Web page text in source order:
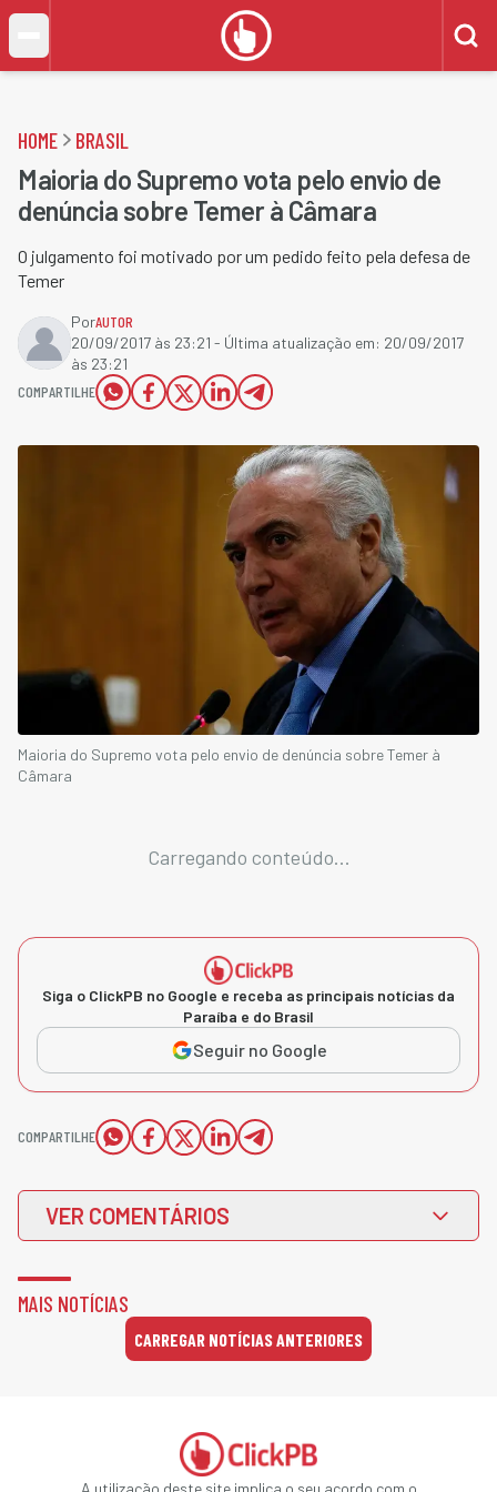
HOME BRASIL
Maioria do Supremo vota pelo envio de
denúncia sobre Temer à Câmara
O julgamento foi motivado por um pedido feito pela defesa de
Temer
PorAUTOR
20/09/2017 às 23:21 - Última atualização em: 20/09/2017
às 23:21
COMPARTILHE
Maioria do Supremo vota pelo envio de denúncia sobre Temer à
Câmara
Carregando conteúdo...
Siga o ClickPB no Google e receba as principais notícias da
Paraíba e do Brasil
Seguir no Google
COMPARTILHE
VER COMENTÁRIOS
MAIS NOTÍCIAS
CARREGAR NOTÍCIAS ANTERIORES
A utilização deste site implica o seu acordo com o